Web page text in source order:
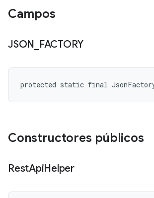
Campos
JSON FACTORY
protected static final JsonFactory
Constructores públicos
RestApiHelper